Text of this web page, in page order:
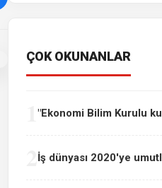
ÇOK OKUNANLAR
"Ekonomi Bilim Kurulu
İş dünyası 2020'ye